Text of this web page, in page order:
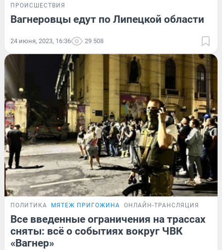
ПРОИСШЕСТВИЯ
Вагнеровцы едут по Липецкой области
24 июня, 2023, 16:36 29 508
ПОЛИТИКА МЯТЕЖ ПРИГОЖИНА ОНЛАЙН-ТРАНСЛЯЦИЯ
Все введенные ограничения на трассах
сняты: всё о событиях вокруг ЧВК
«Вагнер»